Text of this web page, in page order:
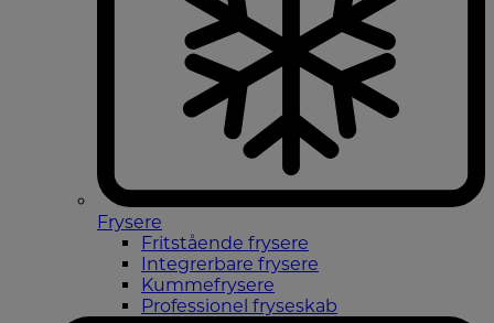
Frysere
Fritstående frysere
Integrerbare frysere
Kummefrysere
Professionel fryseskab